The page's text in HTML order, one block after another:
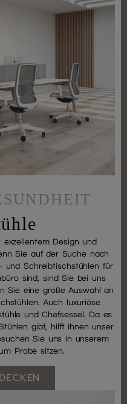
Design und
Sie auf der Suche nach
und Schreibtischstühlen für
sind, sind Sie bei uns
Sie eine große Auswahl an
Auch luxuriöse
und Chefsessel. Da es
gibt, hilft Ihnen unser
Sie uns in unserem
Probe sitzen.